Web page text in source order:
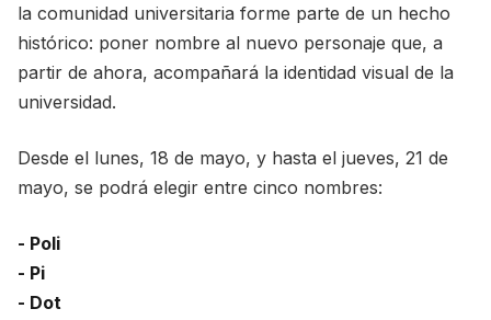
la comunidad universitaria forme parte de un hecho
histórico: poner nombre al nuevo personaje que, a
partir de ahora, acompañará la identidad visual de la
universidad.
Desde el lunes, 18 de mayo, y hasta el jueves, 21 de
mayo, se podrá elegir entre cinco nombres:
- Poli
- Pi
- Dot